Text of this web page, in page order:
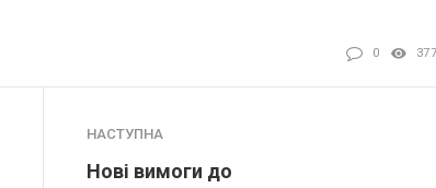
0 377
НАСТУПНА
Нові вимоги до